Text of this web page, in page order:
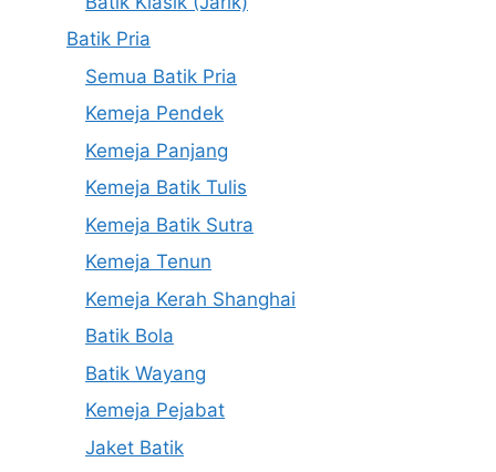
Batik Pria
Semua Batik Pria
Kemeja Pendek
Kemeja Panjang
Kemeja Batik Tulis
Kemeja Batik Sutra
Kemeja Tenun
Kemeja Kerah Shanghai
Batik Bola
Batik Wayang
Kemeja Pejabat
Jaket Batik